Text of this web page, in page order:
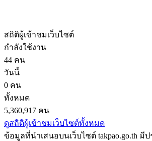
สถิติผู้เข้าชมเว็บไซต์
กำลังใช้งาน
44 คน
วันนี้
0 คน
ทั้งหมด
5,360,917 คน
ดูสถิติผู้เข้าชมเว็บไซต์ทั้งหมด
ข้อมูลที่นำเสนอบนเว็บไซต์ takpao.go.th